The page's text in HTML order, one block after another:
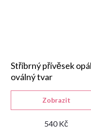
Stříbrný přívěsek opál
oválný tvar
540 Kč
Zobrazit